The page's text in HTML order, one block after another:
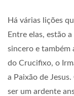
Há várias lições
Entre elas, estão
sincero e também
do Crucifixo, o
a Paixão de
ser um ardente